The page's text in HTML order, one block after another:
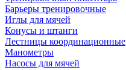
Барьеры тренировочные
Иглы для мячей
Конусы и штанги
Лестницы координационные
Манометры
Насосы для мячей